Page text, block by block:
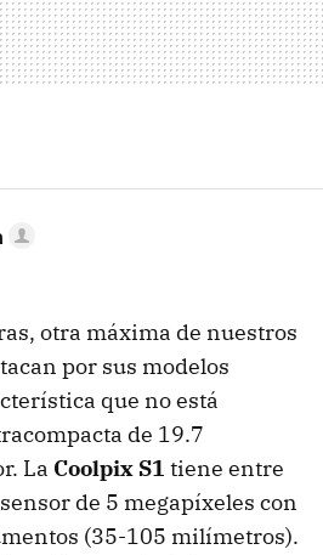
otra máxima de nuestros
por sus modelos
que no está
de 19.7
La Coolpix S1 tiene entre
de 5 megapíxeles con
(35-105 milímetros).